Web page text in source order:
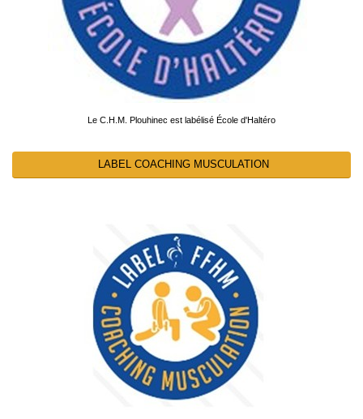
Le C.H.M. Plouhinec est labélisé École d'Haltéro
LABEL COACHING MUSCULATION